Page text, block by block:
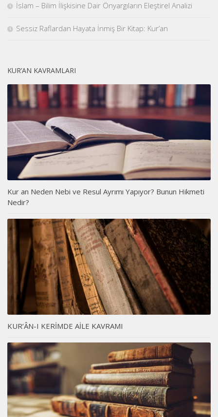
İslam – Bilim İlişkisine Dair Önyargıların Eleştirel Analizi
Sessiz Raflardan Hayata İnmiş Bir Kitap: Kur’an
KUR’AN KAVRAMLARI
Kur an Neden Nebi ve Resul Ayrımı Yapıyor? Bunun Hikmeti
Nedir?
KUR’ÂN-I KERİMDE AİLE KAVRAMI